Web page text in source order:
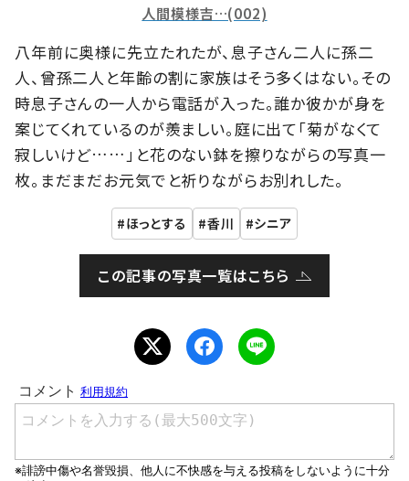
人間模様吉…(002)
八年前に奥様に先立たれたが、息子さん二人に孫二
人、曾孫二人と年齢の割に家族はそう多くはない。その
時息子さんの一人から電話が入った。誰か彼かが身を
案じてくれているのが羨ましい。庭に出て「菊がなくて
寂しいけど……」と花のない鉢を擦りながらの写真一
枚。まだまだお元気でと祈りながらお別れした。
ほっとする 香川 シニア
この記事の写真一覧はこちら